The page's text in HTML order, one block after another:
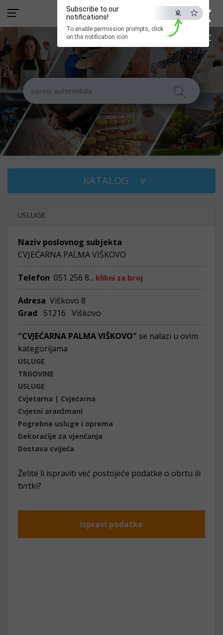
×
ESC
Subscribe to our
notifications!
To enable permission prompts, click
on the notification icon
KATALOG
USLUGE
Naziv poslovnog subjekta
CVJEĆARNA PALMA VIŠKOVO
Telefon 051 256 8... klikni za broj
Adresa Viškovo 8
Grad
51216 Viškovo
"CVJEĆARNA PALMA VIŠKOVO" se nalazi u ovim
kategorijama
USLUGE
TRGOVINE
USLUGE
Cvjetarna | Cvjećarna
Cvjetni aranžmani
Pogrebne usluge i oprema
Dekoracije za vjenčanja
Dostava cvijeća
Želite li ispraviti već postojeće podatke o obrtu ili
tvrtki?
Ispravi podatke